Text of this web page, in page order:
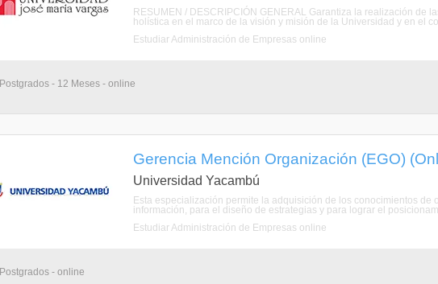
RESUMEN / DESCRIPCIÓN GENERAL Garantiza la realización de
holística en el marco de la visión y misión de la Universidad y en el
Estudiar Administración de Empresas online
Postgrados - 12 Meses - online
Gerencia Mención Organización (EGO)
Universidad Yacambú
Esta especialización permite la adquisición de los conocimientos
información, para el diseño de estrategias y para lograr el
Estudiar Administración de Empresas online
Postgrados - online